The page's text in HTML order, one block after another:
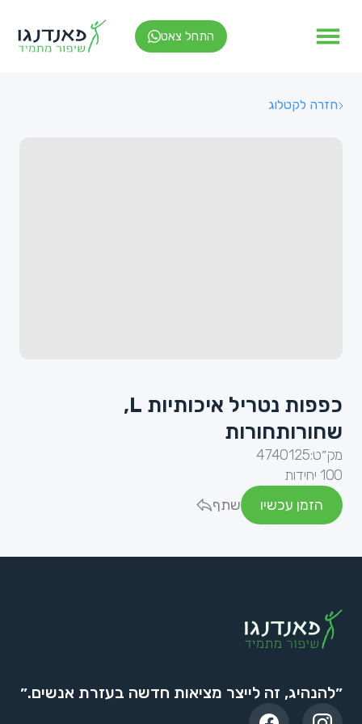
התחל צאט
חזרה לקטלוג
כפפות נטריל איכותיות L,
שחורותחורות
מק״ט:4740125
100 יחידות
הזמן עכשיו
שתף
״להנהיג, זה לייצר מציאות חדשה בעזרת אנשים.״